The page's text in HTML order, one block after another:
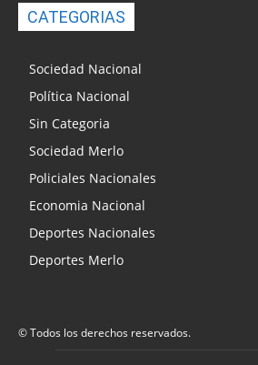
CATEGORIAS
Sociedad Nacional
Política Nacional
Sin Categoria
Sociedad Merlo
Policiales Nacionales
Economia Nacional
Deportes Nacionales
Deportes Merlo
© Todos los derechos reservados.